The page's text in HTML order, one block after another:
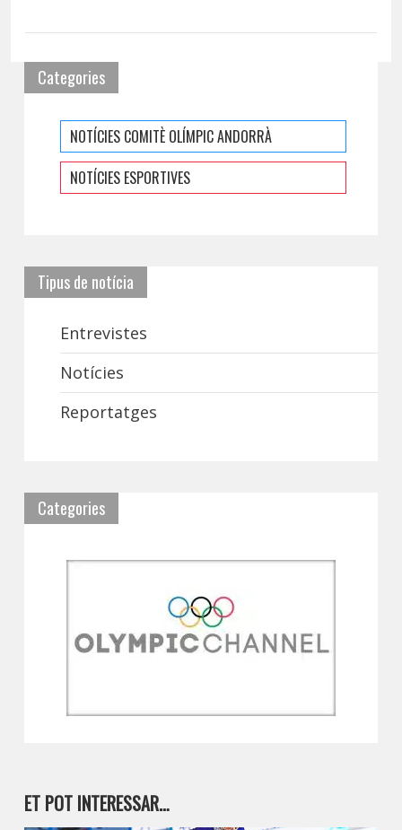
Categories
NOTÍCIES COMITÈ OLÍMPIC ANDORRÀ
NOTÍCIES ESPORTIVES
Tipus de notícia
Entrevistes
Notícies
Reportatges
Categories
ET POT INTERESSAR…